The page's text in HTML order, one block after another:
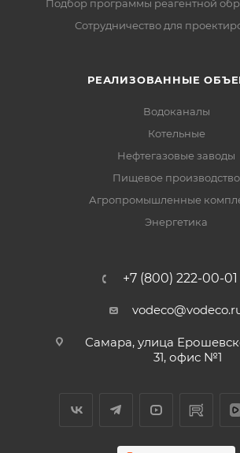
Подбор программы реагентной
Сотрудничество для
РЕАЛИЗОВАННЫЕ
Водоканалы
Котельные
Нефтегазовые заводы
Пищевое производство
Агропромышленные
Энергетика
+7 (800) 222-00-01
Самара, улица
31, офис №1